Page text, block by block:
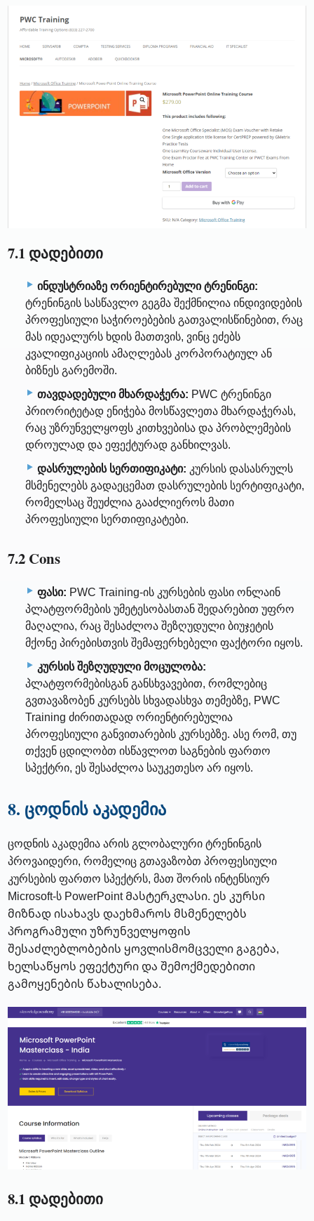
7.1 დადებითი
ინდუსტრიაზე ორიენტირებული ტრენინგი:
ტრენინგის სასწავლო გეგმა შექმნილია ინდივიდების
პროფესიული საჭიროებების გათვალისწინებით, რაც
მას იდეალურს ხდის მათთვის, ვინც ეძებს
კვალიფიკაციის ამაღლებას კორპორატიულ ან
ბიზნეს გარემოში.
თავდადებული მხარდაჭერა: PWC ტრენინგი
პრიორიტეტად ენიჭება მოსწავლეთა მხარდაჭერას,
რაც უზრუნველყოფს კითხვებისა და პრობლემების
დროულად და ეფექტურად განხილვას.
დასრულების სერთიფიკატი: კურსის დასასრულს
მსმენელებს გადაეცემათ დასრულების სერტიფიკატი,
რომელსაც შეუძლია გააძლიეროს მათი
პროფესიული სერთიფიკატები.
7.2 Cons
ფასი: PWC Training-ის კურსების ფასი ონლაინ
პლატფორმების უმეტესობასთან შედარებით უფრო
მაღალია, რაც შესაძლოა შეზღუდული ბიუჯეტის
მქონე პირებისთვის შემაფერხებელი ფაქტორი იყოს.
კურსის შეზღუდული მოცულობა:
პლატფორმებისგან განსხვავებით, რომლებიც
გვთავაზობენ კურსებს სხვადასხვა თემებზე, PWC
Training ძირითადად ორიენტირებულია
პროფესიული განვითარების კურსებზე. ასე რომ, თუ
თქვენ ცდილობთ ისწავლოთ საგნების ფართო
სპექტრი, ეს შესაძლოა საუკეთესო არ იყოს.
8. ცოდნის აკადემია
ცოდნის აკადემია არის გლობალური ტრენინგის
პროვაიდერი, რომელიც გთავაზობთ პროფესიული
კურსების ფართო სპექტრს, მათ შორის ინტენსიურ
Microsoft-ს PowerPoint Მასტერკლასი. ეს კურსი
მიზნად ისახავს დაეხმაროს მსმენელებს
პროგრამული უზრუნველყოფის
შესაძლებლობების ყოვლისმომცველი გაგება,
ხელსაწყოს ეფექტური და შემოქმედებითი
გამოყენების წახალისება.
8.1 დადებითი